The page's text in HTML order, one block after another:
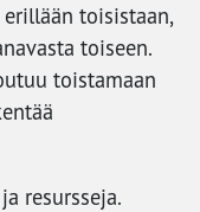
toisistaan,
toiseen.
toistamaan
resursseja.